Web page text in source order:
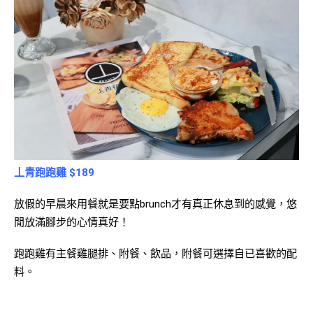
丄青跑跑雞 $189
放假的早晨來用餐就是要點brunch才有真正休息到的感覺，悠
閒放滿腳步的心情真好！
跑跑雞有主餐雞腿排、附餐、飲品，附餐可選擇自已喜歡的配
料。